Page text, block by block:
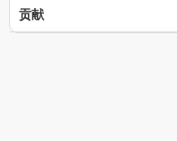
贡献